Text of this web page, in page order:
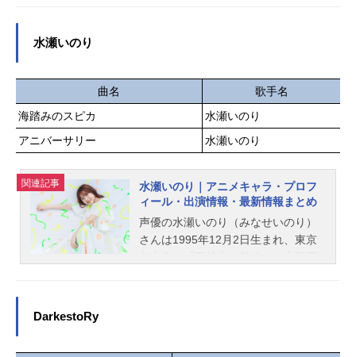
水瀬いのり
曲名
歌手名
海踏みのスピカ
水瀬いのり
アニバーサリー
水瀬いのり
関連記事
水瀬いのり｜アニメキャラ・プロフ
ィール・出演情報・最新情報まとめ
声優の水瀬いのり（みなせいのり）
さんは1995年12月2日生まれ、東京
DarkestoRy